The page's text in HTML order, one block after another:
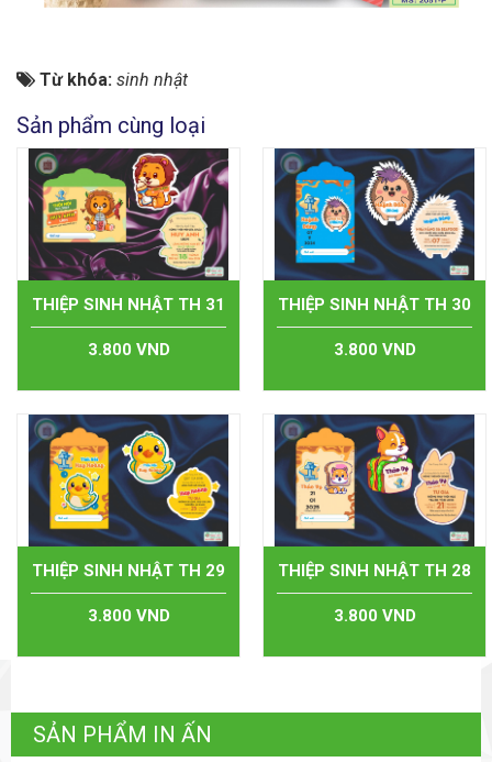
Từ khóa: sinh nhật
Sản phẩm cùng loại
THIỆP SINH NHẬT TH 31
3.800 VND
THIỆP SINH NHẬT TH 30
3.800 VND
THIỆP SINH NHẬT TH 29
3.800 VND
THIỆP SINH NHẬT TH 28
3.800 VND
SẢN PHẨM IN ẤN